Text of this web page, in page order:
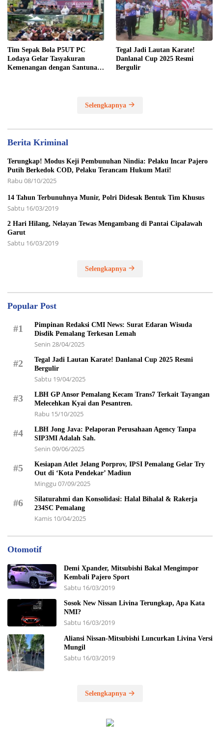
Tim Sepak Bola P5UT PC
Lodaya Gelar Tasyakuran
Kemenangan dengan Santunan
Tegal Jadi Lautan Karate!
Danlanal Cup 2025 Resmi
Bergulir
Selengkapnya
Berita Kriminal
Terungkap! Modus Keji Pembunuhan Nindia: Pelaku Incar Pajero
Putih Berkedok COD, Pelaku Terancam Hukum Mati!
Rabu 08/10/2025
14 Tahun Terbunuhnya Munir, Polri Didesak Bentuk Tim Khusus
Sabtu 16/03/2019
2 Hari Hilang, Nelayan Tewas Mengambang di Pantai Cipalawah
Garut
Sabtu 16/03/2019
Selengkapnya
Popular Post
#1
Pimpinan Redaksi CMI News: Surat Edaran Wisuda
Disdik Pemalang Terkesan Lemah
Senin 28/04/2025
#2
Tegal Jadi Lautan Karate! Danlanal Cup 2025 Resmi
Bergulir
Sabtu 19/04/2025
#3
LBH GP Ansor Pemalang Kecam Trans7 Terkait Tayangan
Melecehkan Kyai dan Pesantren.
Rabu 15/10/2025
#4
LBH Jong Java: Pelaporan Perusahaan Agency Tanpa
SIP3MI Adalah Sah.
Senin 09/06/2025
#5
Kesiapan Atlet Jelang Porprov, IPSI Pemalang Gelar Try
Out di ‘Kota Pendekar’ Madiun
Minggu 07/09/2025
#6
Silaturahmi dan Konsolidasi: Halal Bihalal & Rakerja
234SC Pemalang
Kamis 10/04/2025
Otomotif
Demi Xpander, Mitsubishi Bakal Mengimpor
Kembali Pajero Sport
Sabtu 16/03/2019
Sosok New Nissan Livina Terungkap, Apa Kata
NMI?
Sabtu 16/03/2019
Aliansi Nissan-Mitsubishi Luncurkan Livina Versi
Mungil
Sabtu 16/03/2019
Selengkapnya